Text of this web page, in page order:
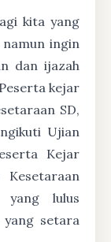
kita yang
namun ingin
dan ijazah
kejar
SD,
Ujian
Kejar
yang lulus
setara